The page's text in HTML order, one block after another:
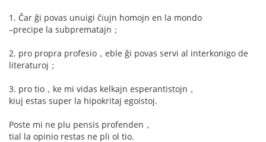
1. Ĉar ĝi povas unuigi ĉiujn homojn en la mondo
–precipe la subprematajn；
2. pro propra profesio，eble ĝi povas servi al interkonigo de
literaturoj；
3. pro tio，ke mi vidas kelkajn esperantistojn，
kiuj estas super la hipokritaj egoistoj.
Poste mi ne plu pensis profenden，
tial la opinio restas ne pli ol tio.